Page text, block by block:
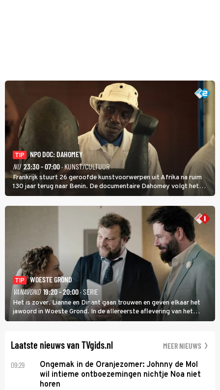
TIP
NPO DOC: DAHOMEY
NU 23:30 - 07:00· KUNST/CULTUUR
Frankrijk stuurt 26 geroofde kunstvoorwerpen uit Afrika na ruim
130 jaar terug naar Benin. De documentaire Dahomey volgt het
transport en toont de aankomst. Inwoners van Benin bespreken de
betekenis van de teruggave.
TIP
WOESTE GROND
VANAVOND 19:20 - 20:00· SERIE
Het is zover. Lianne en Dinant gaan trouwen en geven elkaar het
jawoord in Woeste Grond. In de allereerste aflevering van het
eerste seizoen kwam Lianne vanuit de Randstad naar Twente. Daar
Laatste nieuws van TVgids.nl MEER NIEUWS
09:29
Ongemak in de Oranjezomer: Johnny de Mol
wil intieme ontboezemingen nichtje Noa niet
horen